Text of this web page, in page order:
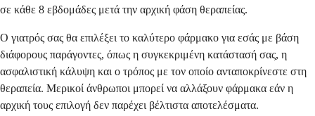
σε κάθε 8 εβδομάδες μετά την αρχική φάση θεραπείας.
Ο γιατρός σας θα επιλέξει το καλύτερο φάρμακο για εσάς με βάση
διάφορους παράγοντες, όπως η συγκεκριμένη κατάστασή σας, η
ασφαλιστική κάλυψη και ο τρόπος με τον οποίο ανταποκρίνεστε στη
θεραπεία. Μερικοί άνθρωποι μπορεί να αλλάξουν φάρμακα εάν η
αρχική τους επιλογή δεν παρέχει βέλτιστα αποτελέσματα.